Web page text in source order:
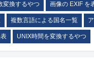
変換するやつ 画像の EXIF を
複数言語による国名一覧
UNIX時間を変換するやつ